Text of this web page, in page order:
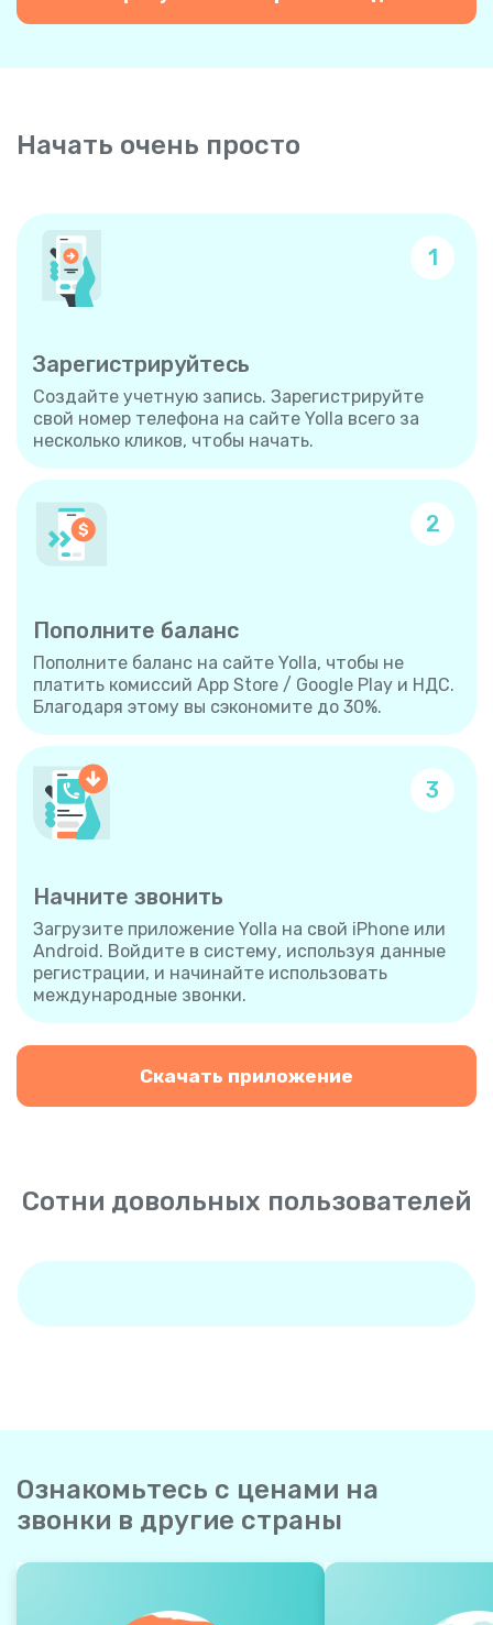
Начать очень просто
1
Зарегистрируйтесь
Создайте учетную запись. Зарегистрируйте
свой номер телефона на сайте Yolla всего за
несколько кликов, чтобы начать.
2
Пополните баланс
Пополните баланс на сайте Yolla, чтобы не
платить комиссий App Store / Google Play и НДС.
Благодаря этому вы сэкономите до 30%.
3
Начните звонить
Загрузите приложение Yolla на свой iPhone или
Android. Войдите в систему, используя данные
регистрации, и начинайте использовать
международные звонки.
Скачать приложение
Сотни довольных пользователей
Ознакомьтесь с ценами на
звонки в другие страны